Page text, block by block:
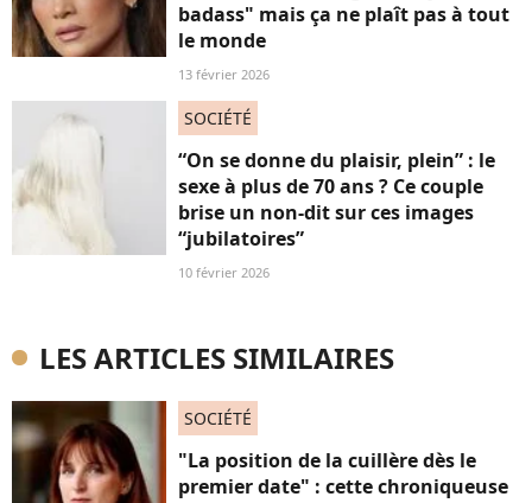
badass" mais ça ne plaît pas à tout
le monde
13 février 2026
SOCIÉTÉ
“On se donne du plaisir, plein” : le
sexe à plus de 70 ans ? Ce couple
brise un non-dit sur ces images
“jubilatoires”
10 février 2026
LES ARTICLES SIMILAIRES
SOCIÉTÉ
"La position de la cuillère dès le
premier date" : cette chroniqueuse